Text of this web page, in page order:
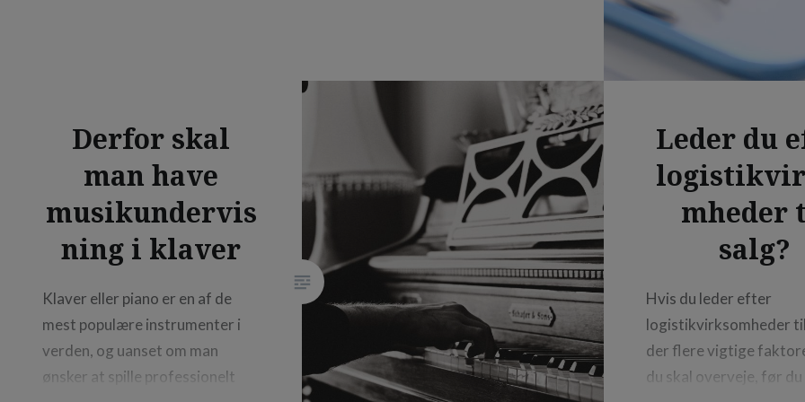
Derfor skal
man have
musikundervis
ning i klaver
Klaver eller piano er en af de
mest populære instrumenter i
verden, og uanset om man
ønsker at spille professionelt
Leder du
mheder
salg?
Hvis du leder efter
logistikvirksomheder
der flere vigtige
du skal overveje, før du